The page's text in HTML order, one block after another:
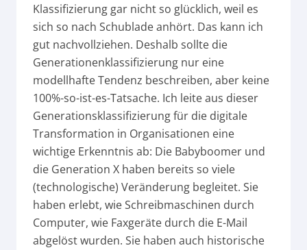
Klassifizierung gar nicht so glücklich, weil es
sich so nach Schublade anhört. Das kann ich
gut nachvollziehen. Deshalb sollte die
Generationenklassifizierung nur eine
modellhafte Tendenz beschreiben, aber keine
100%-so-ist-es-Tatsache. Ich leite aus dieser
Generationsklassifizierung für die digitale
Transformation in Organisationen eine
wichtige Erkenntnis ab: Die Babyboomer und
die Generation X haben bereits so viele
(technologische) Veränderung begleitet. Sie
haben erlebt, wie Schreibmaschinen durch
Computer, wie Faxgeräte durch die E-Mail
abgelöst wurden. Sie haben auch historische